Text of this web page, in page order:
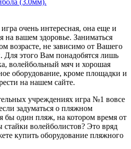
игра очень интересная, она еще и
на вашем здоровье. Заниматься
возрасте, не зависимо от Вашего
Для этого Вам понадобятся лишь
волейбольный мяч и хорошая
оборудование, кроме площадки и
на нашем сайте.
учреждениях игра №1 вовсе
задуматься о пляжном
бы один пляж, на котором время от
волейболистов? Это вряд
купить оборудование пляжного